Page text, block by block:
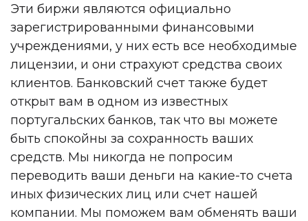
Эти биржи являются официально
зарегистрированными финансовыми
учреждениями, у них есть все необходимые
лицензии, и они страхуют средства своих
клиентов. Банковский счет также будет
открыт вам в одном из известных
португальских банков, так что вы можете
быть спокойны за сохранность ваших
средств. Мы никогда не попросим
переводить ваши деньги на какие-то счета
иных физических лиц или счет нашей
компании. Мы поможем вам обменять ваши